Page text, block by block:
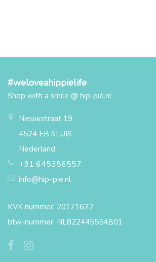
#weloveahippielife
Shop with a smile @ hip-pie.nl
Nieuwstraat 19
4524 EB SLUIS
Nederland
+31 645356557
info@hip-pie.nl
KVK nummer: 20171622
btw-nummer: NL822445554B01